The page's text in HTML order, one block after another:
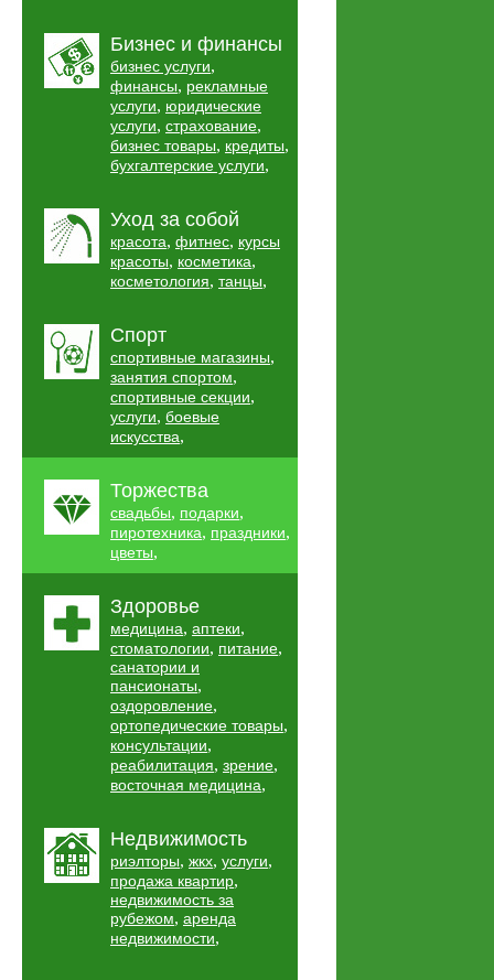
Бизнес и финансы
бизнес услуги,
финансы, рекламные
услуги, юридические
услуги, страхование,
бизнес товары, кредиты,
бухгалтерские услуги,
Уход за собой
красота, фитнес, курсы
красоты, косметика,
косметология, танцы,
Спорт
спортивные магазины,
занятия спортом,
спортивные секции,
услуги, боевые
искусства,
Торжества
свадьбы, подарки,
пиротехника, праздники,
цветы,
Здоровье
медицина, аптеки,
стоматологии, питание,
санатории и
пансионаты,
оздоровление,
ортопедические товары,
консультации,
реабилитация, зрение,
восточная медицина,
Недвижимость
риэлторы, жкх, услуги,
продажа квартир,
недвижимость за
рубежом, аренда
недвижимости,